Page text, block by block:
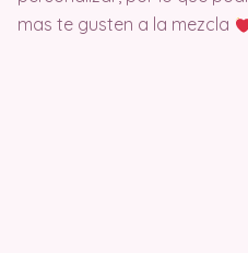
mas te gusten a la mezcla